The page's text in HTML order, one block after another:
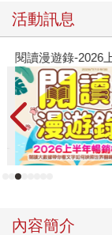
活動訊息
閱讀漫遊錄-2026
內容簡介